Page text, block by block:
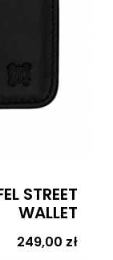
STREET
WALLET
Cena
249,00 zł